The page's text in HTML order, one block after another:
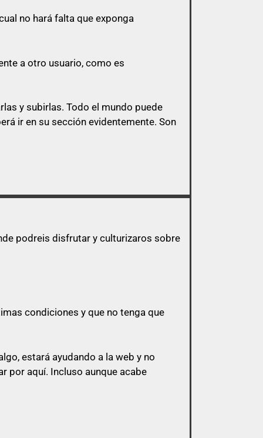
sólo pasarlo por privado en el
post.
de esa índole
no hará falta que exponga
a otro usuario, como es
y subirlas. Todo el mundo puede
ir en su sección evidentemente. Son
podreis disfrutar y culturizaros sobre
condiciones y que no tenga que
estará ayudando a la web y no
por aquí. Incluso aunque acabe